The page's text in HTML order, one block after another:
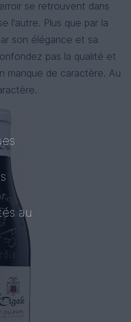
se retrouvent dans
l'autre. Plus que par la
son élégance et sa
pas la qualité et
manque de caractère. Au
au